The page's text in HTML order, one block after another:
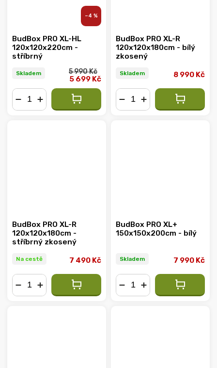
–4 %
BudBox PRO XL-HL
120x120x220cm -
stříbrný
Skladem 5 990 Kč
5 699 Kč
BudBox PRO XL-R
120x120x180cm - bílý
zkosený
Skladem 8 990 Kč
BudBox PRO XL-R
120x120x180cm -
stříbrný zkosený
Na cestě 7 490 Kč
BudBox PRO XL+
150x150x200cm - bílý
Skladem 7 990 Kč